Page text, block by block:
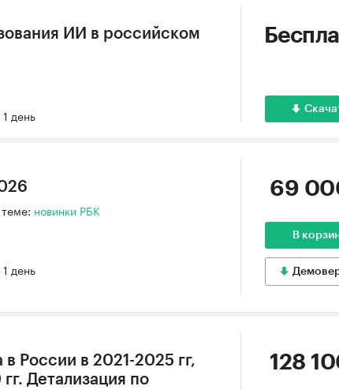
ИИ в российском
день
новинки РБК
день
69
В
России в 2021-2025 гг,
Детализация по
128